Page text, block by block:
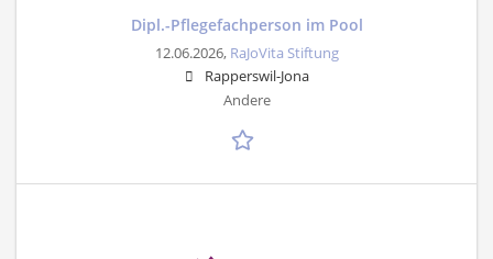
Dipl.-Pflegefachperson im Pool
12.06.2026, RaJoVita Stiftung
Rapperswil-Jona
Andere